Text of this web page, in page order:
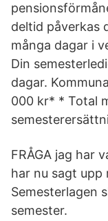
deltid påverkas
många dagar i
Din
dagar.
000 kr* * Total
FRÅGA jag har
har nu sagt upp
Semesterlagen
semester.